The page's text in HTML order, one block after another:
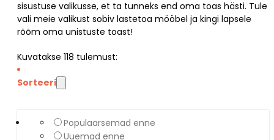
sisustuse valikusse, et ta tunneks end oma toas hästi. Tule
vali meie valikust sobiv lastetoa mööbel ja kingi lapsele
rõõm oma unistuste toast!
Kuvatakse 118 tulemust:
Sorteeri
Populaarsemad enne
Uuemad enne